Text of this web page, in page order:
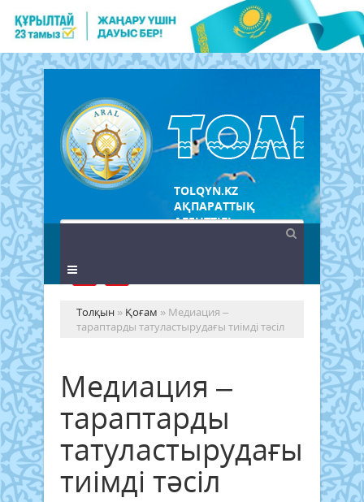
TOLQYN.KZ
АҚПАРАТТЫҚ
АГЕНТТІГІ
Толқын » Қоғам » Медиация –
тараптарды татуластырудағы тиімді тәсіл
Медиация –
тараптарды
татуластырудағы
тиімді тәсіл